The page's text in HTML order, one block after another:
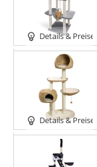
Details & Preise
Details & Preise